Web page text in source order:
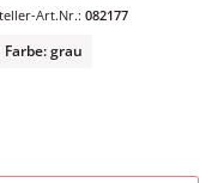
Art.Nr.: 082177
Farbe: grau